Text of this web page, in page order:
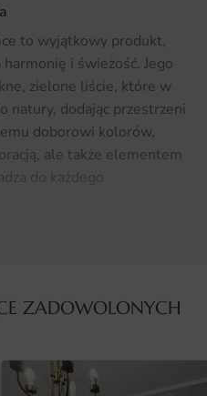
to wyjątkowy produkt,
i świeżość. Jego
zielone liście, które w
natury, dodając przestrzeni
doborowi kolorów,
ale także elementem
do każdego
z klasycznymi
Plakat Zielonych Liści w
w Ramce to doskonały
jakość powietrza oraz
ZADOWOLONYCH